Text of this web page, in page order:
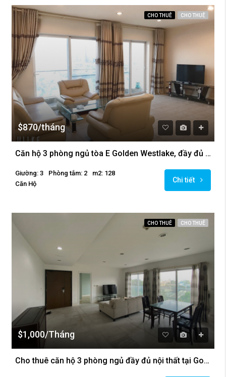
CHO THUÊ CHO THUÊ
$870/tháng
Căn hộ 3 phòng ngủ tòa E Golden Westlake, đầy đủ nội thất.
Giường: 3 Phòng tắm: 2
m2: 128
Căn Hộ
Chi tiết
CHO THUÊ CHO THUÊ
$1,000/Tháng
Cho thuê căn hộ 3 phòng ngủ đầy đủ nội thất tại Golden Westlake